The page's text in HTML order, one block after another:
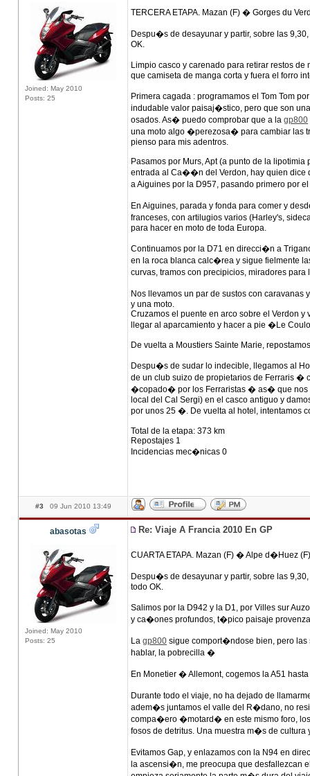
Joined: May 2010
Posts: 25
TERCERA ETAPA. Mazan (F) � Gorges du
Despu�s de desayunar y partir, sobre las
OK.
Limpio casco y carenado para retirar restos
que camiseta de manga corta y fuera el forro
Primera cagada : programamos el Tom Tom
indudable valor paisaj�stico, pero que son
osados. As� puedo comprobar que a la gp800
una moto algo �perezosa� para cambiar las
pienso para mis adentros.
Pasamos por Murs, Apt (a punto de la
entrada al Ca��n del Verdon, hay quien dice
a Aiguines por la D957, pasando primero por
En Aiguines, parada y fonda para comer y
franceses, con artilugios varios (Harley's,
para hacer en moto de toda Europa.
Continuamos por la D71 en direcci�n a
en la roca blanca calc�rea y sigue fielmente
curvas, tramos con precipicios, miradores
Nos llevamos un par de sustos con
y una moto.
Cruzamos el puente en arco sobre el Verdon
llegar al aparcamiento y hacer a pie �Le
De vuelta a Moustiers Sainte Marie,
Despu�s de sudar lo indecible, llegamos al
de un club suizo de propietarios de Ferraris
�copado� por los Ferraristas � as� que nos
local del Cal Sergi) en el casco antiguo y
por unos 25 �. De vuelta al hotel, intentamos
Total de la etapa: 373 km
Repostajes 1
Incidencias mec�nicas 0
#3 09 Jun 2010 13:49
abasotas
Joined: May 2010
Posts: 25
Re: Viaje A Francia 2010 En GP
CUARTA ETAPA. Mazan (F) � Alpe d�Huez (F)
Despu�s de desayunar y partir, sobre las
todo OK.
Salimos por la D942 y la D1, por Villes sur
y ca�ones profundos, t�pico paisaje
La gp800 sigue comport�ndose bien, pero
hablar, la pobrecilla �
En Monetier � Allemont, cogemos la A51
Durante todo el viaje, no ha dejado de
adem�s juntamos el valle del R�dano, no
compa�ero �motard� en este mismo foro,
fosos de detritus. Una muestra m�s de
Evitamos Gap, y enlazamos con la N94 en
la ascensi�n, me preocupa que desfallezcan